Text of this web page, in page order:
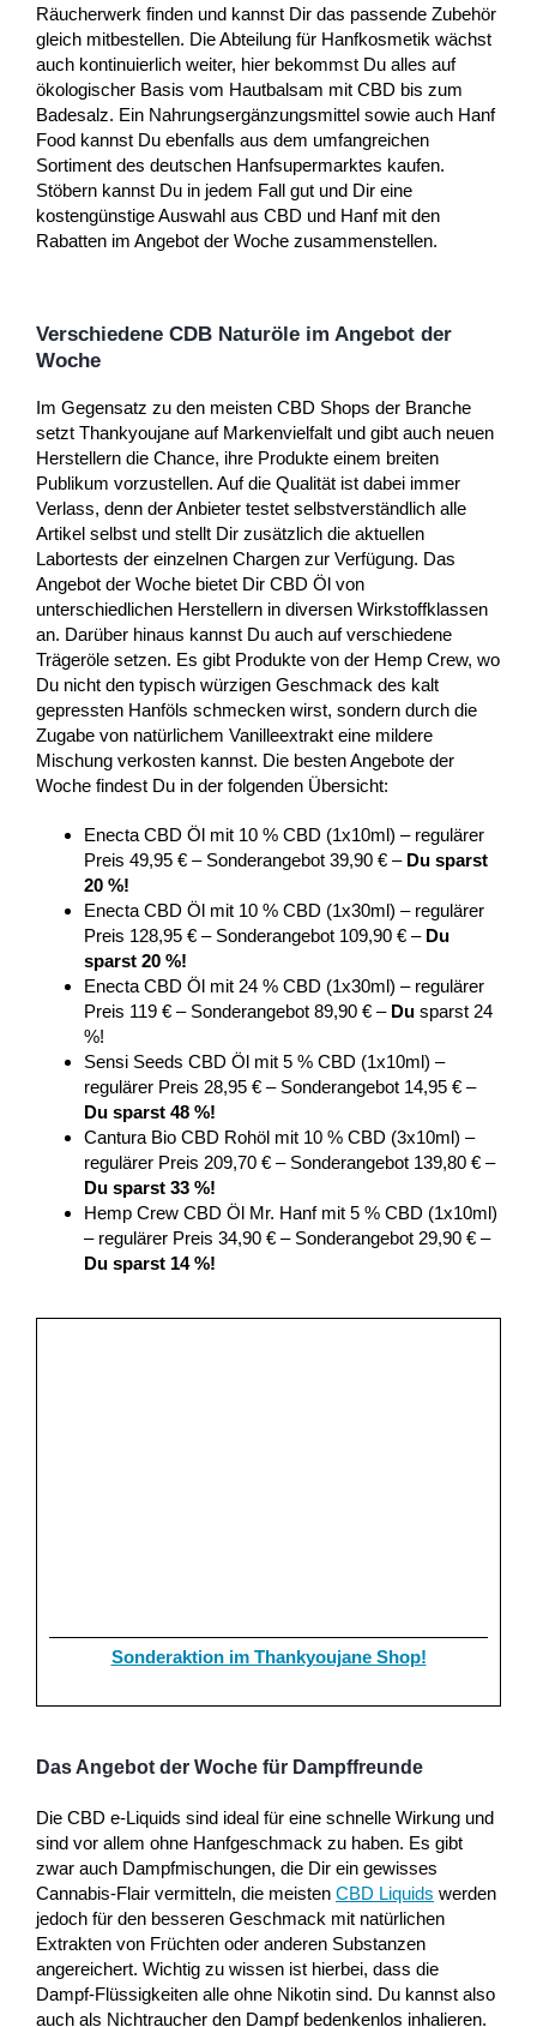
Räucherwerk finden und kannst Dir das passende Zubehör
gleich mitbestellen. Die Abteilung für Hanfkosmetik wächst
auch kontinuierlich weiter, hier bekommst Du alles auf
ökologischer Basis vom Hautbalsam mit CBD bis zum
Badesalz. Ein Nahrungsergänzungsmittel sowie auch Hanf
Food kannst Du ebenfalls aus dem umfangreichen
Sortiment des deutschen Hanfsupermarktes kaufen.
Stöbern kannst Du in jedem Fall gut und Dir eine
kostengünstige Auswahl aus CBD und Hanf mit den
Rabatten im Angebot der Woche zusammenstellen.
Verschiedene CDB Naturöle im Angebot der
Woche
Im Gegensatz zu den meisten CBD Shops der Branche
setzt Thankyoujane auf Markenvielfalt und gibt auch neuen
Herstellern die Chance, ihre Produkte einem breiten
Publikum vorzustellen. Auf die Qualität ist dabei immer
Verlass, denn der Anbieter testet selbstverständlich alle
Artikel selbst und stellt Dir zusätzlich die aktuellen
Labortests der einzelnen Chargen zur Verfügung. Das
Angebot der Woche bietet Dir CBD Öl von
unterschiedlichen Herstellern in diversen Wirkstoffklassen
an. Darüber hinaus kannst Du auch auf verschiedene
Trägeröle setzen. Es gibt Produkte von der Hemp Crew, wo
Du nicht den typisch würzigen Geschmack des kalt
gepressten Hanföls schmecken wirst, sondern durch die
Zugabe von natürlichem Vanilleextrakt eine mildere
Mischung verkosten kannst. Die besten Angebote der
Woche findest Du in der folgenden Übersicht:
Enecta CBD Öl mit 10 % CBD (1x10ml) – regulärer
Preis 49,95 € – Sonderangebot 39,90 € – Du sparst
20 %!
Enecta CBD Öl mit 10 % CBD (1x30ml) – regulärer
Preis 128,95 € – Sonderangebot 109,90 € – Du
sparst 20 %!
Enecta CBD Öl mit 24 % CBD (1x30ml) – regulärer
Preis 119 € – Sonderangebot 89,90 € – Dusparst 24
%!
Sensi Seeds CBD Öl mit 5 % CBD (1x10ml) –
regulärer Preis 28,95 € – Sonderangebot 14,95 € –
Du sparst 48 %!
Cantura Bio CBD Rohöl mit 10 % CBD (3x10ml) –
regulärer Preis 209,70 € – Sonderangebot 139,80 € –
Du sparst 33 %!
Hemp Crew CBD Öl Mr. Hanf mit 5 % CBD (1x10ml)
– regulärer Preis 34,90 € – Sonderangebot 29,90 € –
Du sparst 14 %!
Sonderaktion im Thankyoujane Shop!
Das Angebot der Woche für Dampffreunde
Die CBD e-Liquids sind ideal für eine schnelle Wirkung und
sind vor allem ohne Hanfgeschmack zu haben. Es gibt
zwar auch Dampfmischungen, die Dir ein gewisses
Cannabis-Flair vermitteln, die meisten CBD Liquids werden
jedoch für den besseren Geschmack mit natürlichen
Extrakten von Früchten oder anderen Substanzen
angereichert. Wichtig zu wissen ist hierbei, dass die
Dampf-Flüssigkeiten alle ohne Nikotin sind. Du kannst also
auch als Nichtraucher den Dampf bedenkenlos inhalieren.